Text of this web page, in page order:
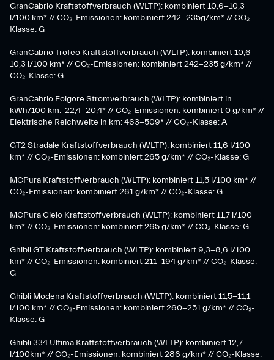
GranCabrio Kraftstoffverbrauch (WLTP): kombiniert 10,6-10,3
l/100 km* // CO₂-Emissionen: kombiniert 242-235g/km* // CO₂-
Klasse: G
GranCabrio Trofeo Kraftstoffverbrauch (WLTP): kombiniert 10,6-
10,3 l/100 km* // CO₂-Emissionen: kombiniert 242-235 g/km* //
CO₂-Klasse: G
GranCabrio Folgore Stromverbrauch (WLTP): kombiniert in
kWh/100 km: 22,4-20,4* // CO₂-Emissionen: kombiniert 0 g/km* //
Elektrische Reichweite in km: 463-509* // CO₂-Klasse: A
GT2 Stradale Kraftstoffverbrauch (WLTP): kombiniert 11,6 l/100
km* // CO₂-Emissionen: kombiniert 265 g/km* // CO₂-Klasse: G
MCPura Kraftstoffverbrauch (WLTP): kombiniert 11,5 l/100 km* //
CO₂-Emissionen: kombiniert 261 g/km* // CO₂-Klasse: G
MCPura Cielo Kraftstoffverbrauch (WLTP): kombiniert 11,7 l/100
km* // CO₂-Emissionen: kombiniert 265 g/km* // CO₂-Klasse: G
Ghibli GT Kraftstoffverbrauch (WLTP): kombiniert 9,3-8,6 l/100
km* // CO₂-Emissionen: kombiniert 211-194 g/km* // CO₂-Klasse:
G
Ghibli Modena Kraftstoffverbrauch (WLTP): kombiniert 11,5-11,1
l/100 km* // CO₂-Emissionen: kombiniert 260-251 g/km*​ // CO₂-
Klasse: G​
Ghibli 334 Ultima Kraftstoffverbrauch (WLTP): kombiniert 12,7
l/100km* // CO₂-Emissionen: kombiniert 286 g/km* // CO₂-Klasse: